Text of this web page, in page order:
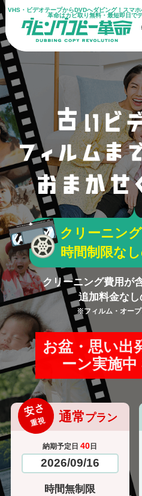
VHS・ビデオテープからDVDへダビング！スマ
革命はカビ取り無料・最短即日で
クリーニン
時間制限な
クリーニング費用が
追加料金な
※フィルム・オープ
お盆・思い出
ーン実施
安さ
重視 通常プラン
納期予定日40日
2026/09/16
時間無制限